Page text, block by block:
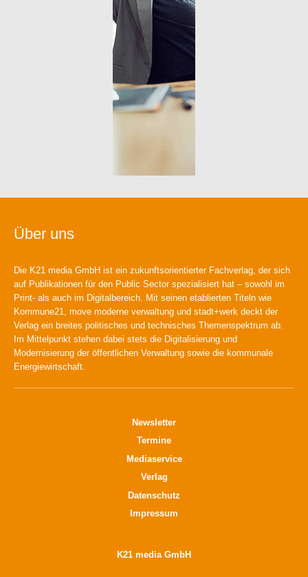
Über uns
Die K21 media GmbH ist ein zukunftsorientierter Fachverlag, der sich
auf Publikationen für den Public Sector spezialisiert hat – sowohl im
Print- als auch im Digitalbereich. Mit seinen etablierten Titeln wie
Kommune21, move moderne verwaltung und stadt+werk deckt der
Verlag ein breites politisches und technisches Themenspektrum ab.
Im Mittelpunkt stehen dabei stets die Digitalisierung und
Modernisierung der öffentlichen Verwaltung sowie die kommunale
Energiewirtschaft.
Newsletter
Termine
Mediaservice
Verlag
Datenschutz
Impressum
K21 media GmbH